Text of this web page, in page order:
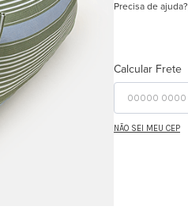
Precisa de ajuda?
Calcular Frete
NÃO SEI MEU CEP